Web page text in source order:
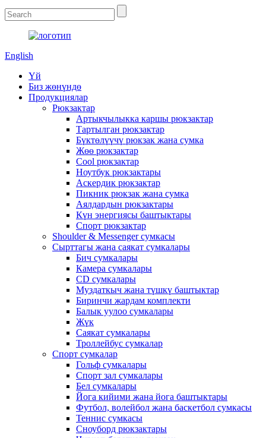
English
Үй
Биз жөнүндө
Продукциялар
Рюкзактар
Артыкчылыкка каршы рюкзактар
Тартылган рюкзактар
Бүктөлүүчү рюкзак жана сумка
Жөө рюкзактар
Cool рюкзактар
Ноутбук рюкзактары
Аскердик рюкзактар
Пикник рюкзак жана сумка
Аялдардын рюкзактары
Күн энергиясы баштыктары
Спорт рюкзактар
Shoulder & Messenger сумкасы
Сырттагы жана саякат сумкалары
Бич сумкалары
Камера сумкалары
CD сумкалары
Муздаткыч жана түшкү баштыктар
Биринчи жардам комплекти
Балык уулоо сумкалары
Жүк
Саякат сумкалары
Троллейбус сумкалар
Спорт сумкалар
Гольф сумкалары
Спорт зал сумкалары
Бел сумкалары
Йога кийими жана йога баштыктары
Футбол, волейбол жана баскетбол сумкасы
Теннис сумкасы
Сноуборд рюкзактары